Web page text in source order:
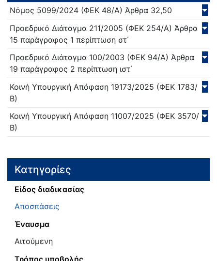
Νόμος 5099/2024 (ΦΕΚ 48/Α) Άρθρα 32,50
Προεδρικό Διάταγμα 211/2005 (ΦΕΚ 254/Α) Άρθρα
15 παράγραφος 1 περίπτωση στ΄
Προεδρικό Διάταγμα 100/2003 (ΦΕΚ 94/Α) Άρθρα
19 παράγραφος 2 περίπτωση ιστ΄
Κοινή Υπουργική Απόφαση 19173/2025 (ΦΕΚ 1783/
Β)
Κοινή Υπουργική Απόφαση 11007/2025 (ΦΕΚ 3570/
Β)
Κατηγορίες
Είδος διαδικασίας
Αποσπάσεις
Έναυσμα
Αιτούμενη
Τρόπος υποβολής